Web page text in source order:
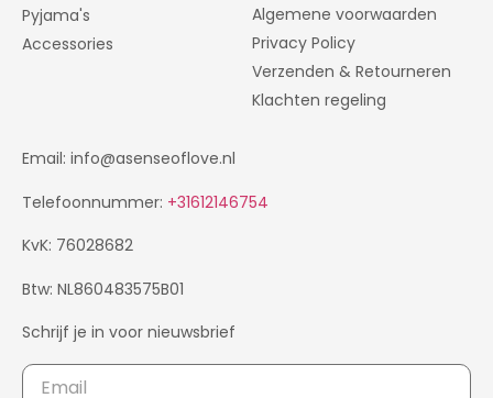
Pyjama's
Accessories
Algemene voorwaarden
Privacy Policy
Verzenden & Retourneren
Klachten regeling
Email: info@asenseoflove.nl
Telefoonnummer: +31612146754
KvK: 76028682
Btw: NL860483575B01
Schrijf je in voor nieuwsbrief